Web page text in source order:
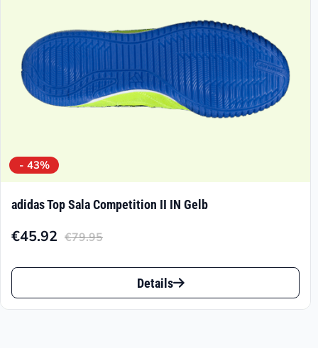
Produktseite
gewählt
werden
- 43%
adidas Top Sala Competition II IN Gelb
€79.95
Ursprünglicher
Preis
€79.95
€45.92
Aktueller
Preis
€45.92.
Dieses
Produkt
Details